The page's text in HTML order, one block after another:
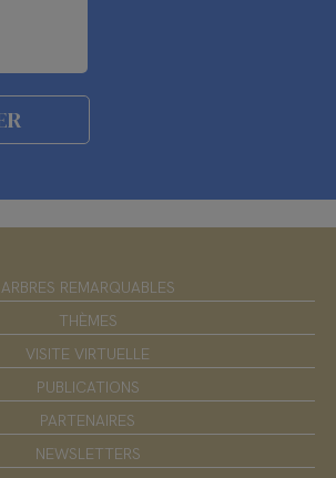
ARBRES REMARQUABLES
THÈMES
VISITE VIRTUELLE
PUBLICATIONS
PARTENAIRES
NEWSLETTERS